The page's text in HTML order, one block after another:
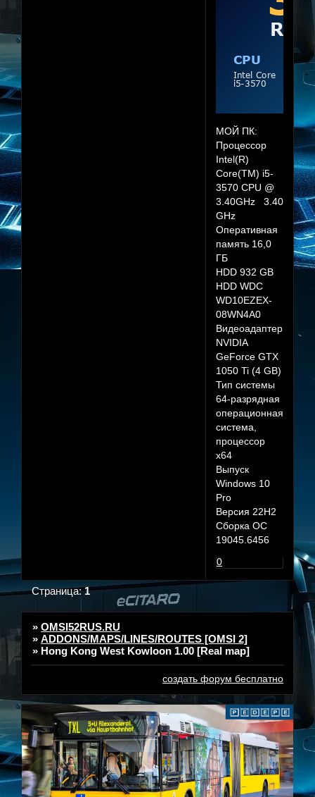
МОЙ ПК:
Процессор
Intel(R)
Core(TM) i5-
3570 CPU @
3.40GHz 3.40
GHz
Оперативная
память 16,0
ГБ
HDD 932 GB
HDD WDC
WD10EZEX-
08WN4A0
Видеоадаптер
NVIDIA
GeForce GTX
1050 Ti (4 GB)
Тип системы
64-разрядная
операционная
система,
процессор
x64
Выпуск
Windows 10
Pro
Версия 22H2
Сборка ОС
19045.6456
0
Страница:1
»OMSI52RUS.RU
»ADDONS/MAPS/LINES/ROUTES [OMSI 2]
» Hong Kong West Kowloon 1.00 [Real map]
создать форум бесплатно